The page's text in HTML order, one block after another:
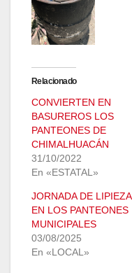
Relacionado
CONVIERTEN EN
BASUREROS LOS
PANTEONES DE
CHIMALHUACÁN
31/10/2022
En «ESTATAL»
JORNADA DE LIPIEZA
EN LOS PANTEONES
MUNICIPALES
03/08/2025
En «LOCAL»